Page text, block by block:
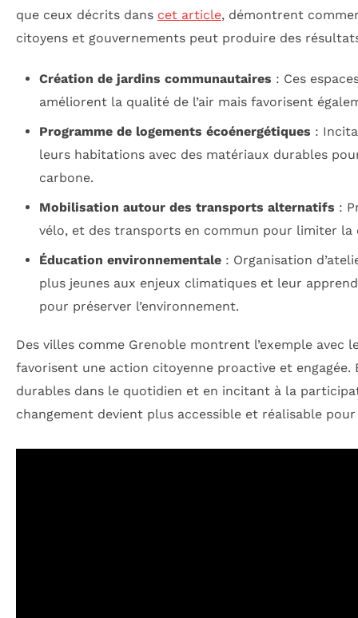
que ceux décrits dans cet article, démontrent
citoyens et gouvernements peut produire des
Création de jardins communautaires : Ces
améliorent la qualité de l’air mais favorisent
Programme de logements écoénergétiques :
leurs habitations avec des matériaux durables
carbone.
Mobilisation autour des transports alternatifs :
vélo, et des transports en commun pour limiter
Éducation environnementale: Organisation
plus jeunes aux enjeux climatiques et leur
pour préserver l’environnement.
Des villes comme Grenoble montrent l’exemple avec
favorisent une action citoyenne proactive et
durables dans le quotidien et en incitant à la
changement devient plus accessible et réalisable